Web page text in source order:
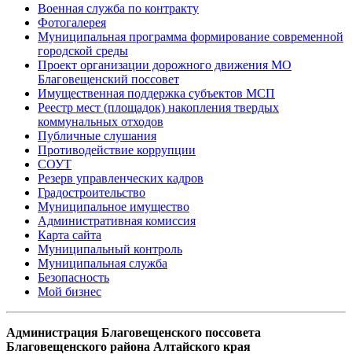
Военная служба по контракту
Фотогалерея
Муниципальная программа формирование современной
городской среды
Проект организации дорожного движения МО
Благовещенский поссовет
Имущественная поддержка субъектов МСП
Реестр мест (площадок) накопления твердых
коммунальных отходов
Публичные слушания
Противодействие коррупции
СОУТ
Резерв управленческих кадров
Градостроительство
Муниципальное имущество
Административная комиссия
Карта сайта
Муниципальный контроль
Муниципальная служба
Безопасность
Мой бизнес
Администрация Благовещенского поссовета
Благовещенского района Алтайского края